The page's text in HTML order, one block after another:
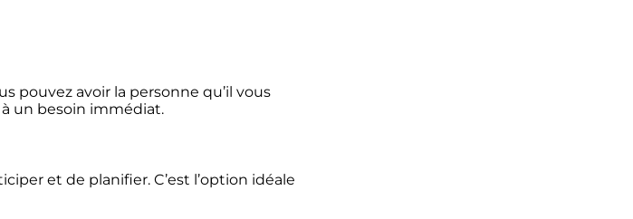
pouvez avoir la personne qu’il vous
à un besoin immédiat.
et de planifier. C’est l’option idéale